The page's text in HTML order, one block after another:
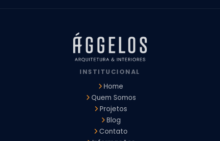
Arquiteto para Projeto Comercial em São Paulo
Arquiteto Comercial
Arquiteto para Reforma de Apartamento
Arquiteto para Reforma Residencial
Arquitetura para Reforma de Casas
Design de Interiores Apartamentos
Design de Interiores Residencial
Empresa de Arquitetura e Design
Empresas de Arquitetura e Design de Interiores
Escritório de Design de Interiores
Projeto Executivo Arquitetura
Arquitetura Institucional
INSTITUCIONAL
Home
Quem Somos
Projetos
Blog
Contato